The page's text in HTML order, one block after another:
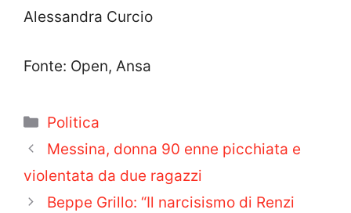
Alessandra Curcio
Fonte: Open, Ansa
Categorie
Politica
Messina, donna 90 enne picchiata e
violentata da due ragazzi
Beppe Grillo: “Il narcisismo di Renzi